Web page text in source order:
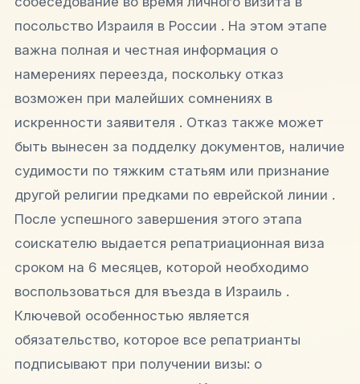
посольство Израиля в России . На этом этапе
важна полная и честная информация о
намерениях переезда, поскольку отказ
возможен при малейших сомнениях в
искренности заявителя . Отказ также может
быть вынесен за подделку документов, наличие
судимости по тяжким статьям или признание
другой религии предками по еврейской линии .
После успешного завершения этого этапа
соискателю выдается репатриационная виза
сроком на 6 месяцев, которой необходимо
воспользоваться для въезда в Израиль .
Ключевой особенностью является
обязательство, которое все репатрианты
подписывают при получении визы: о